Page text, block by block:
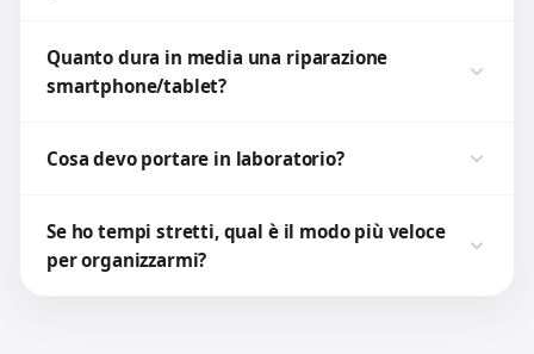
Quanto dura in media una riparazione
smartphone/tablet?
Cosa devo portare in laboratorio?
Se ho tempi stretti, qual è il modo più veloce
per organizzarmi?